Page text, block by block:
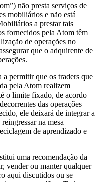
não presta serviços de
mobiliários e não está
a prestar tais
fornecidos pela Atom têm
de operações no
que o adquirente de
permitir que os traders que
pela Atom realizem
o limite fixado, de acordo
das operações
ele deixará de integrar a
na mesa
de aprendizado e
uma recomendação da
vender ou manter qualquer
aqui discutidos ou se